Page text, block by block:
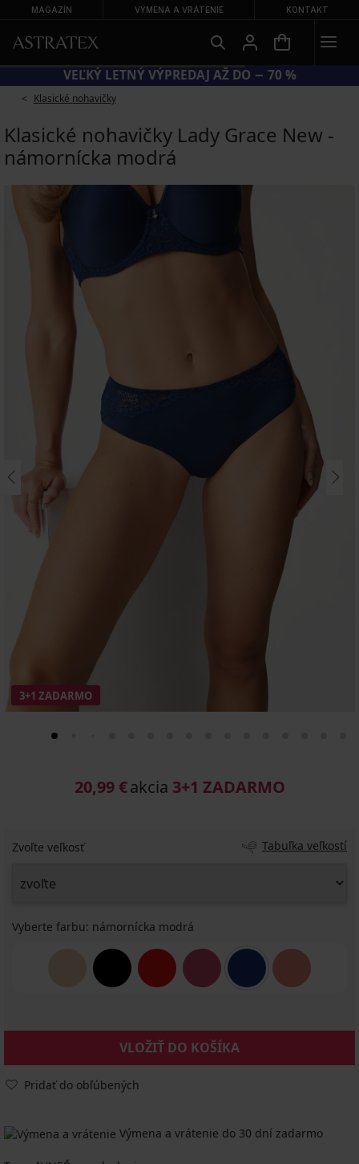
MAGAZÍN VÝMENA A VRÁTENIE KONTAKT
VEĽKÝ LETNÝ VÝPREDAJ AŽ DO − 70 %
Klasické nohavičky
Klasické nohavičky Lady Grace New -
námornícka modrá
3+1 ZADARMO
20,99 €akcia 3+1 ZADARMO
Zvoľte veľkosť Tabuľka veľkostí
Vyberte farbu: námornícka modrá
VLOŽIŤ DO KOŠÍKA
Pridať do obľúbených
Výmena a vrátenie do 30 dní zadarmo